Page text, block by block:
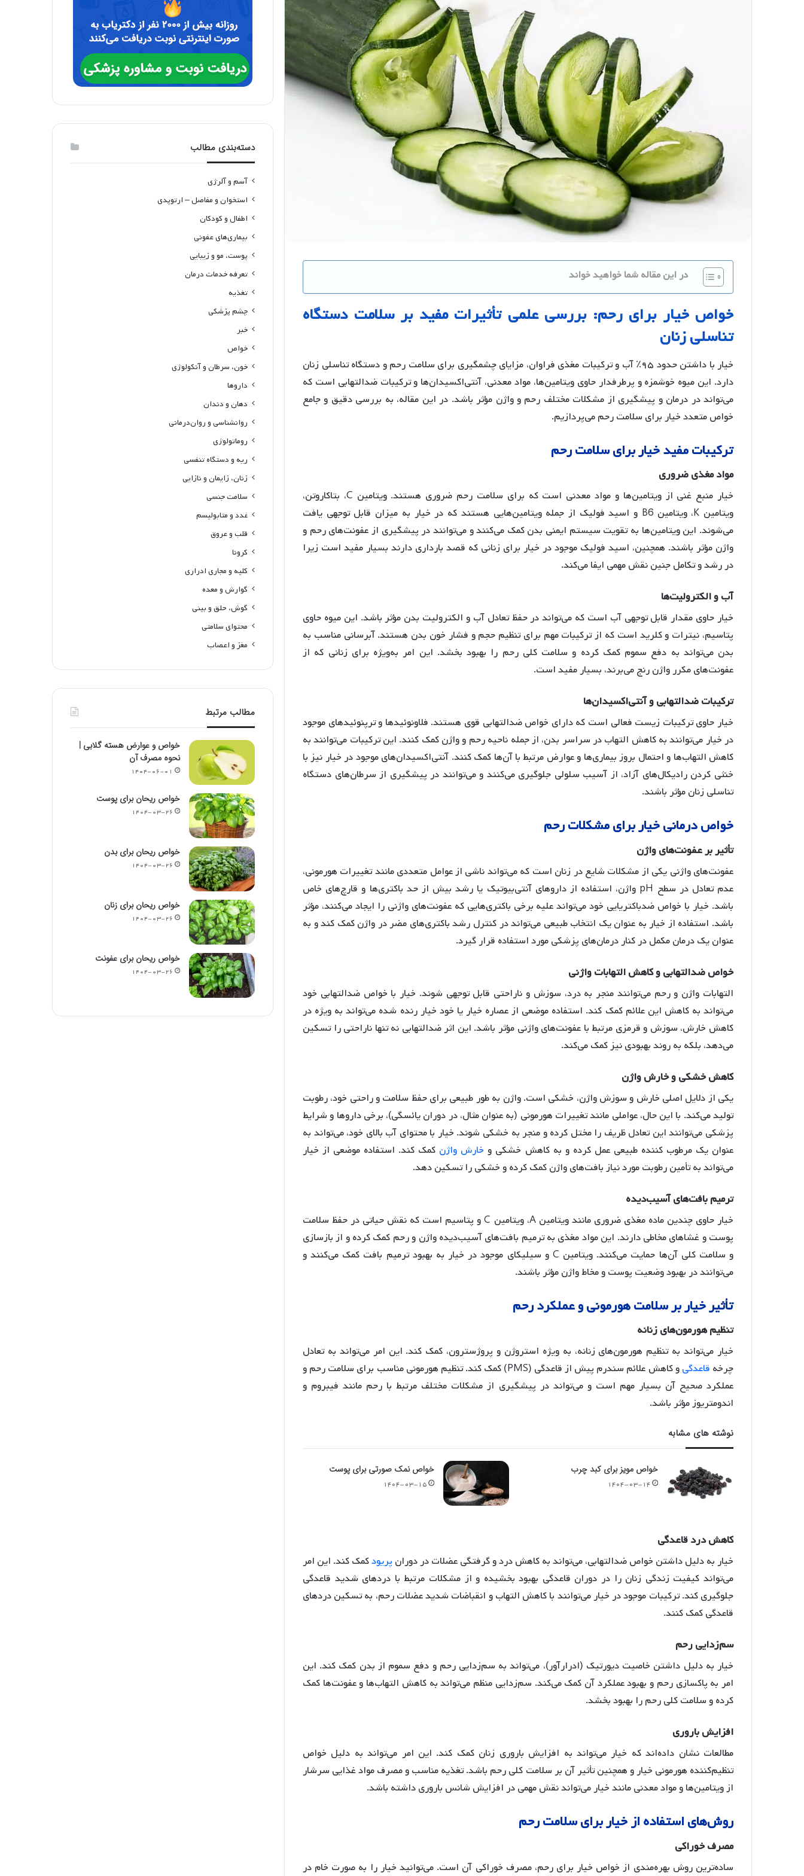
در این مقاله شما خواهید خواند
خواص خیار برای رحم:بررسی علمی تأثیرات مفید بر سلامت دستگاه
تناسلیزنان
خیار با داشتن حدود ۹۵٪ آب و ترکیبات مغذی فراوان، مزایای چشمگیری برای سلامت رحم و دستگاه تناسلی زنان
دارد. این میوه خوشمزه و پرطرفدار حاوی ویتامین‌ها، مواد معدنی، آنتی‌اکسیدان‌ها و ترکیبات ضدالتهابی است که
می‌تواند در درمان و پیشگیری از مشکلات مختلف رحم و واژن مؤثر باشد. در این مقاله، به بررسی دقیق و جامع
خواص متعدد خیار برای سلامت رحم می‌پردازیم.
ترکیباتمفیدخیاربرایسلامترحم
موادمغذیضروری
خیار منبع غنی از ویتامین‌ها و مواد معدنی است که برای سلامت رحم ضروری هستند. ویتامین C، بتاکاروتن،
ویتامین K، ویتامین B6 و اسید فولیک از جمله ویتامین‌هایی هستند که در خیار به میزان قابل توجهی یافت
می‌شوند. این ویتامین‌ها به تقویت سیستم ایمنی بدن کمک می‌کنند و می‌توانند در پیشگیری از عفونت‌های رحم و
واژن مؤثر باشند. همچنین، اسید فولیک موجود در خیار برای زنانی که قصد بارداری دارند بسیار مفید است زیرا
در رشد و تکامل جنین نقش مهمی ایفا می‌کند.
آبوالکترولیتها
خیار حاوی مقدار قابل توجهی آب است که می‌تواند در حفظ تعادل آب و الکترولیت بدن مؤثر باشد. این میوه حاوی
پتاسیم، نیترات و کلرید است که از ترکیبات مهم برای تنظیم حجم و فشار خون بدن هستند. آبرسانی مناسب به
بدن می‌تواند به دفع سموم کمک کرده و سلامت کلی رحم را بهبود بخشد. این امر به‌ویژه برای زنانی که از
عفونت‌های مکرر واژن رنج می‌برند، بسیار مفید است.
ترکیباتضدالتهابیوآنتیاکسیدانها
خیار حاوی ترکیبات زیست فعالی است که دارای خواص ضدالتهابی قوی هستند. فلاونوئیدها و ترپنوئیدهای موجود
در خیار می‌توانند به کاهش التهاب در سراسر بدن، از جمله ناحیه رحم و واژن کمک کنند. این ترکیبات می‌توانند به
کاهش التهاب‌ها و احتمال بروز بیماری‌ها و عوارض مرتبط با آن‌ها کمک کنند. آنتی‌اکسیدان‌های موجود در خیار نیز با
خنثی کردن رادیکال‌های آزاد، از آسیب سلولی جلوگیری می‌کنند و می‌توانند در پیشگیری از سرطان‌های دستگاه
تناسلی زنان مؤثر باشند.
خواصدرمانیخیاربرایمشکلاترحم
تأثیربرعفونتهایواژن
عفونت‌های واژنی یکی از مشکلات شایع در زنان است که می‌تواند ناشی از عوامل متعددی مانند تغییرات هورمونی،
عدم تعادل در سطح pH واژن، استفاده از داروهای آنتی‌بیوتیک یا رشد بیش از حد باکتری‌ها و قارچ‌های خاص
باشد. خیار با خواص ضدباکتریایی خود می‌تواند علیه برخی باکتری‌هایی که عفونت‌های واژنی را ایجاد می‌کنند، مؤثر
باشد. استفاده از خیار به عنوان یک انتخاب طبیعی می‌تواند در کنترل رشد باکتری‌های مضر در واژن کمک کند و به
عنوان یک درمان مکمل در کنار درمان‌های پزشکی مورد استفاده قرار گیرد.
خواصضدالتهابیوکاهشالتهاباتواژنی
التهابات واژن و رحم می‌توانند منجر به درد، سوزش و ناراحتی قابل توجهی شوند. خیار با خواص ضدالتهابی خود
می‌تواند به کاهش این علائم کمک کند. استفاده موضعی از عصاره خیار یا خود خیار رنده شده می‌تواند به ویژه در
کاهش خارش، سوزش و قرمزی مرتبط با عفونت‌های واژنی مؤثر باشد. این اثر ضدالتهابی نه تنها ناراحتی را تسکین
می‌دهد، بلکه به روند بهبودی نیز کمک می‌کند.
کاهشخشکیوخارشواژن
یکی از دلایل اصلی خارش و سوزش واژن، خشکی است. واژن به طور طبیعی برای حفظ سلامت و راحتی خود، رطوبت
تولید می‌کند. با این حال، عواملی مانند تغییرات هورمونی (به عنوان مثال، در دوران یائسگی)، برخی داروها و شرایط
پزشکی می‌توانند این تعادل ظریف را مختل کرده و منجر به خشکی شوند. خیار با محتوای آب بالای خود، می‌تواند به
عنوان یک مرطوب کننده طبیعی عمل کرده و به کاهش خشکی و خارش واژن کمک کند. استفاده موضعی از خیار
می‌تواند به تأمین رطوبت مورد نیاز بافت‌های واژن کمک کرده و خشکی را تسکین دهد.
ترمیمبافتهایآسیبدیده
خیار حاوی چندین ماده مغذی ضروری مانند ویتامین A، ویتامین C و پتاسیم است که نقش حیاتی در حفظ سلامت
پوست و غشاهای مخاطی دارند. این مواد مغذی به ترمیم بافت‌های آسیب‌دیده واژن و رحم کمک کرده و از بازسازی
و سلامت کلی آن‌ها حمایت می‌کنند
. ویتامین C و سیلیکای موجود در خیار به بهبود ترمیم بافت کمک می‌کنند و
می‌توانند در بهبود وضعیت پوست و مخاط واژن مؤثر باشند.
تأثیرخیاربرسلامتهورمونیوعملکردرحم
تنظیمهورمونهایزنانه
خیار می‌تواند به تنظیم هورمون‌های زنانه، به ویژه استروژن و پروژسترون، کمک کند. این امر می‌تواند به تعادل
چرخه قاعدگی
و کاهش علائم سندرم پیش از قاعدگی (PMS) کمک کند. تنظیم هورمونی مناسب برای سلامت رحم و
عملکرد صحیح آن بسیار مهم است و می‌تواند در پیشگیری از مشکلات مختلف مرتبط با رحم مانند فیبروم و
اندومتریوز مؤثر باشد.
نوشته های مشابه
خواص مویز برای کبد چرب
۱۴۰۴-۰۳-۱۴
خواص نمک صورتی برای پوست
۱۴۰۴-۰۳-۱۵
کاهشدردقاعدگی
خیار به دلیل داشتن خواص ضدالتهابی، می‌تواند به کاهش درد و گرفتگی عضلات در دوران پریودکمک کند. این امر
می‌تواند کیفیت زندگی زنان را در دوران قاعدگی بهبود بخشیده و از مشکلات مرتبط با دردهای شدید قاعدگی
جلوگیری کند. ترکیبات موجود در خیار می‌توانند با کاهش التهاب و انقباضات شدید عضلات رحم، به تسکین دردهای
قاعدگی کمک کنند.
سمزداییرحم
خیار به دلیل داشتن خاصیت دیورتیک (ادرارآور)، می‌تواند به سم‌زدایی رحم و دفع سموم از بدن کمک کند. این
امر به پاکسازی رحم و بهبود عملکرد آن کمک می‌کند. سم‌زدایی منظم می‌تواند به کاهش التهاب‌ها و عفونت‌ها کمک
کرده و سلامت کلی رحم را بهبود بخشد.
افزایشباروری
مطالعات نشان داده‌اند که خیار می‌تواند به افزایش باروری زنان کمک کند. این امر می‌تواند به دلیل خواص
تنظیم‌کننده هورمونی خیار و همچنین تأثیر آن بر سلامت کلی رحم باشد. تغذیه مناسب و مصرف مواد غذایی سرشار
از ویتامین‌ها و مواد معدنی مانند خیار می‌تواند نقش مهمی در افزایش شانس باروری داشته باشد.
روشهای استفاده ازخیاربرایسلامترحم
مصرفخوراکی
ساده‌ترین روش بهره‌مندی از خواص خیار برای رحم، مصرف خوراکی آن است. می‌توانید خیار را به صورت خام در
دسته‌بندی مطالب
آسم و آلرژی
استخوان و مفاصل – ارتوپدی
اطفال و کودکان
بیماری‌های عفونی
پوست، مو و زیبایی
تعرفه خدمات درمان
تغذیه
چشم پزشکی
خبر
خواص
خون، سرطان و آنکولوژی
داروها
دهان و دندان
روانشناسی و روان‌درمانی
روماتولوژی
ریه و دستگاه تنفسی
زنان، زایمان و نازایی
سلامت جنسی
غدد و متابولیسم
قلب و عروق
کرونا
کلیه و مجاری ادراری
گوارش و معده
گوش، حلق و بینی
محتوای سلامتی
مغز و اعصاب
مطالب مرتبط
خواص و عوارض هسته گلابی |
نحوه مصرف آن
۱۴۰۴-۰۶-۰۱
خواص ریحان برای پوست
۱۴۰۴-۰۳-۲۶
خواص ریحان برای بدن
۱۴۰۴-۰۳-۲۶
خواص ریحان برای زنان
۱۴۰۴-۰۳-۲۶
خواص ریحان برای عفونت
۱۴۰۴-۰۳-۲۶